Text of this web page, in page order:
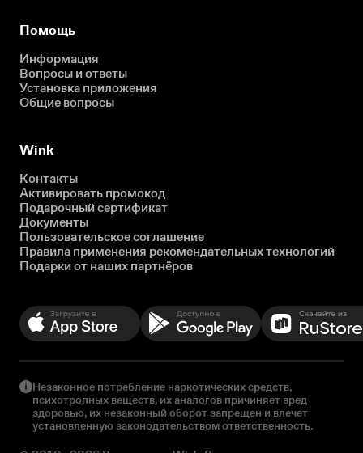
Помощь
Информация
Вопросы и ответы
Установка приложения
Общие вопросы
Wink
Контакты
Активировать промокод
Подарочный сертификат
Документы
Пользовательское соглашение
Правила применения рекомендательных технологий
Подарки от наших партнёров
Незаконное потребление наркотических средств,
психотропных веществ, их аналогов причиняет вред
здоровью, их незаконный оборот запрещен и влечет
установленную законодательством ответственность.